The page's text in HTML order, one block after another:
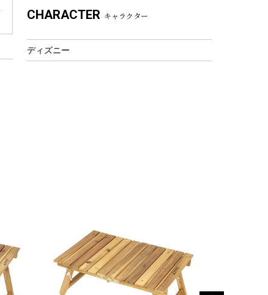
フィットネス
アクセサリー
CHARACTER キャラクター
ディズニー